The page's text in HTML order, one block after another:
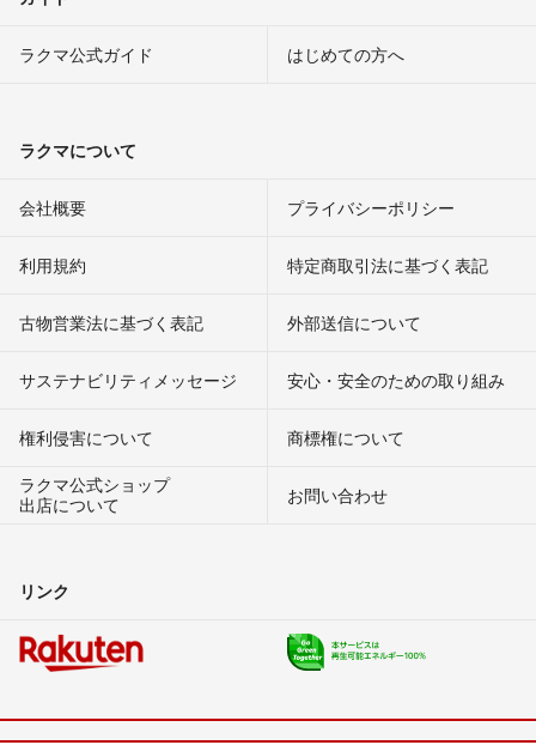
ラクマ公式ガイド はじめての方へ
ラクマについて
会社概要 プライバシーポリシー
利用規約 特定商取引法に基づく表記
古物営業法に基づく表記 外部送信について
サステナビリティメッセージ 安心・安全のための取り組み
権利侵害について
商標権について
ラクマ公式ショップ
出店について
お問い合わせ
リンク